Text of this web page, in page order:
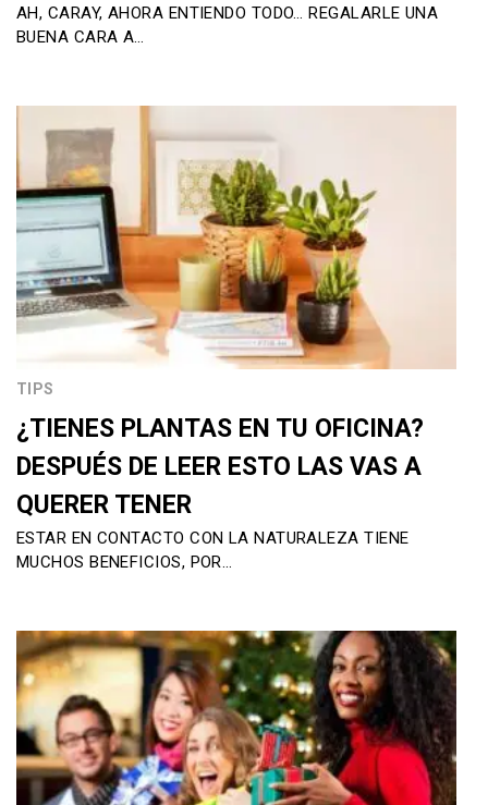
AH, CARAY, AHORA ENTIENDO TODO… REGALARLE UNA
BUENA CARA A…
TIPS
¿TIENES PLANTAS EN TU OFICINA?
DESPUÉS DE LEER ESTO LAS VAS A
QUERER TENER
ESTAR EN CONTACTO CON LA NATURALEZA TIENE
MUCHOS BENEFICIOS, POR…